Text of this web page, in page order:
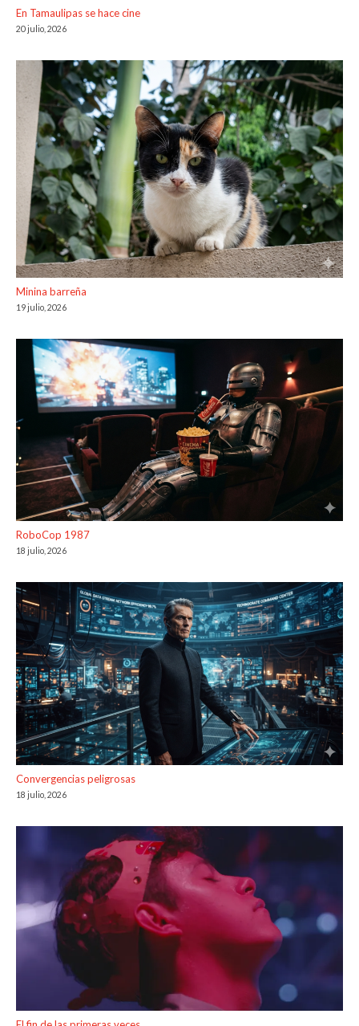
En Tamaulipas se hace cine
20 julio, 2026
Minina barreña
19 julio, 2026
RoboCop 1987
18 julio, 2026
Convergencias peligrosas
18 julio, 2026